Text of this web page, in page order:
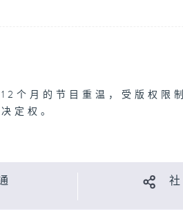
个月的节目重温，受版权限
定权。